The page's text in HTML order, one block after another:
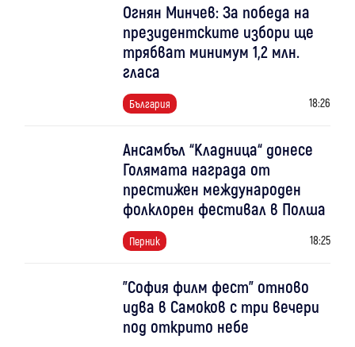
Огнян Минчев: За победа на
президентските избори ще
трябват минимум 1,2 млн.
гласа
България 18:26
Ансамбъл “Кладница“ донесе
Голямата награда от
престижен международен
фолклорен фестивал в Полша
Перник 18:25
"София филм фест" отново
идва в Самоков с три вечери
под открито небе